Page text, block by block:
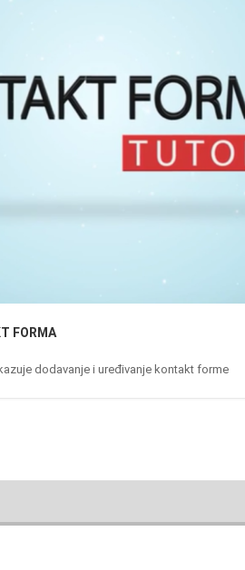
FORMA
dodavanje i uređivanje kontakt forme